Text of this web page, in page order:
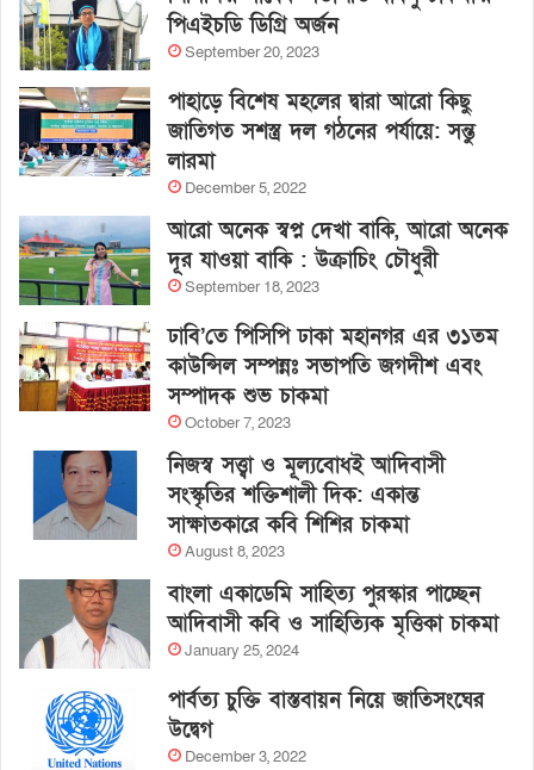
পিএইচডি ডিগ্রি অর্জন
September 20, 2023
পাহাড়ে বিশেষ মহলের দ্বারা আরো কিছু
জাতিগত সশস্ত্র দল গঠনের পর্যায়ে: সন্তু
লারমা
December 5, 2022
আরো অনেক স্বপ্ন দেখা বাকি, আরো অনেক
দূর যাওয়া বাকি : উক্রাচিং চৌধুরী
September 18, 2023
ঢাবি’তে পিসিপি ঢাকা মহানগর এর ৩১তম
কাউন্সিল সম্পন্নঃ সভাপতি জগদীশ এবং
সম্পাদক শুভ চাকমা
October 7, 2023
নিজস্ব সত্ত্বা ও মূল্যবোধই আদিবাসী
সংস্কৃতির শক্তিশালী দিক: একান্ত
সাক্ষাতকারে কবি শিশির চাকমা
August 8, 2023
বাংলা একাডেমি সাহিত্য পুরস্কার পাচ্ছেন
আদিবাসী কবি ও সাহিত্যিক মৃত্তিকা চাকমা
January 25, 2024
পার্বত্য চুক্তি বাস্তবায়ন নিয়ে জাতিসংঘের
উদ্বেগ
December 3, 2022